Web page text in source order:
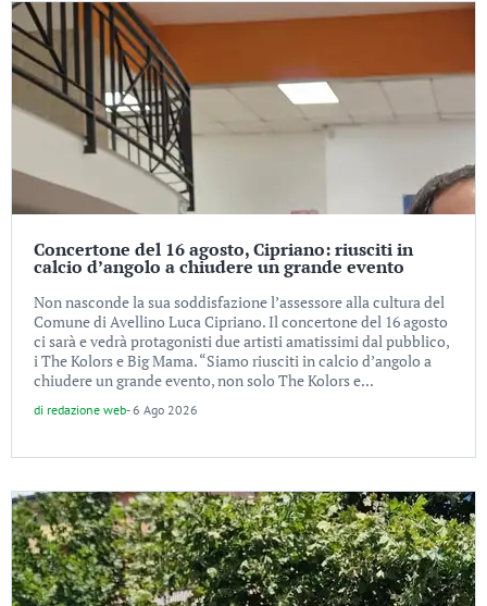
Concertone del 16 agosto, Cipriano: riusciti in
calcio d’angolo a chiudere un grande evento
Non nasconde la sua soddisfazione l’assessore alla cultura del
Comune di Avellino Luca Cipriano. Il concertone del 16 agosto
ci sarà e vedrà protagonisti due artisti amatissimi dal pubblico,
i The Kolors e Big Mama. “Siamo riusciti in calcio d’angolo a
chiudere un grande evento, non solo The Kolors e...
di redazione web-6 Ago 2026